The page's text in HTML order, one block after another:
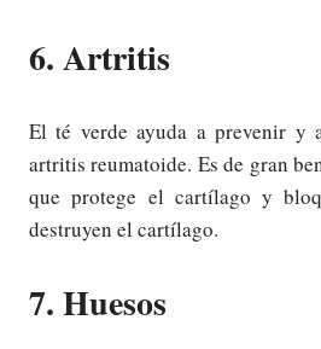
6. Artritis
El té verde ayuda a prevenir y
artritis reumatoide. Es de gran
que protege el cartílago y
destruyen el cartílago.
7. Huesos